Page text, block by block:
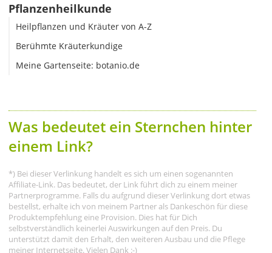
Pflanzenheilkunde
Heilpflanzen und Kräuter von A-Z
Berühmte Kräuterkundige
Meine Gartenseite: botanio.de
Was bedeutet ein Sternchen hinter
einem Link?
*) Bei dieser Verlinkung handelt es sich um einen sogenannten
Affiliate-Link. Das bedeutet, der Link führt dich zu einem meiner
Partnerprogramme. Falls du aufgrund dieser Verlinkung dort etwas
bestellst, erhalte ich von meinem Partner als Dankeschön für diese
Produktempfehlung eine Provision. Dies hat für Dich
selbstverständlich keinerlei Auswirkungen auf den Preis. Du
unterstützt damit den Erhalt, den weiteren Ausbau und die Pflege
meiner Internetseite. Vielen Dank :-)